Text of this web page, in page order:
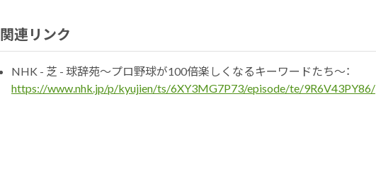
関連リンク
NHK - 芝 - 球辞苑〜プロ野球が100倍楽しくなるキーワードたち〜：
https://www.nhk.jp/p/kyujien/ts/6XY3MG7P73/episode/te/9R6V43PY86/